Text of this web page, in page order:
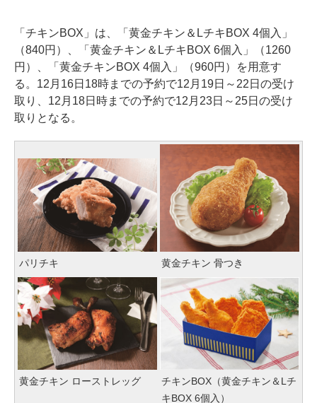
「チキンBOX」は、「黄金チキン＆LチキBOX 4個入」
（840円）、「黄金チキン＆LチキBOX 6個入」（1260
円）、「黄金チキンBOX 4個入」（960円）を用意す
る。12月16日18時までの予約で12月19日～22日の受け
取り、12月18日時までの予約で12月23日～25日の受け
取りとなる。
パリチキ 黄金チキン 骨つき
黄金チキン ローストレッグ
チキンBOX（黄金チキン＆Lチ
キBOX 6個入）